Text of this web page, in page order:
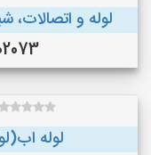
لوله و اتصالات،
لوله